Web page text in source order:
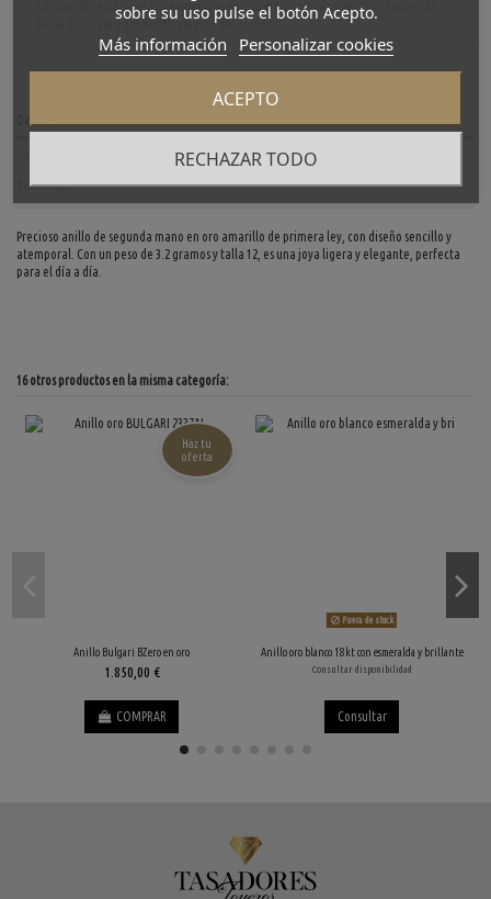
La tasación está sujeta a revisión y aceptación tras recibir y verificar las piezas.
No se descuenta automáticamente del carrito.
Reviews(0)
Precioso anillo de segunda mano en oro amarillo de primera ley, con diseño sencillo y
atemporal. Con un peso de 3.2 gramos y talla 12, es una joya ligera y elegante, perfecta
para el día a día.
16 otros productos en la misma categoría:
Anillo Bulgari BZero en oro
1.850,00 €
COMPRAR
Haz tu
oferta
Fuera de stock
Anillo oro blanco 18kt con esmeralda y brillante
Consultar disponibilidad
Consultar
sobre su uso pulse el botón Acepto.
Más información Personalizar cookies
RECHAZAR TODO
ACEPTO